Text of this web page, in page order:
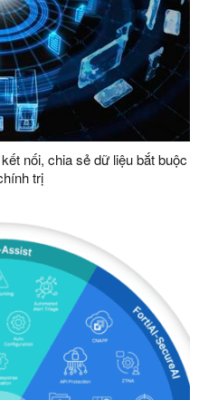
nối, chia sẻ dữ liệu bắt buộc
trị